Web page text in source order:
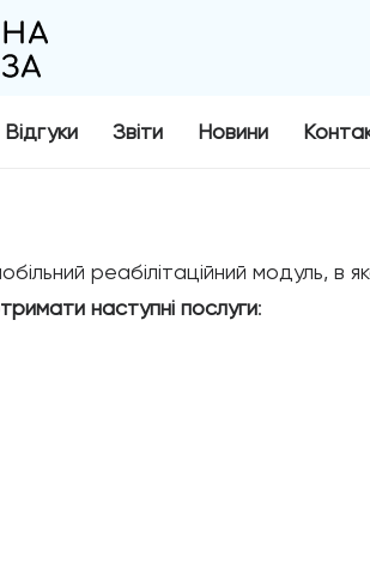
Відгуки Звіти Новини
реабілітаційний модуль, в
наступні послуги: